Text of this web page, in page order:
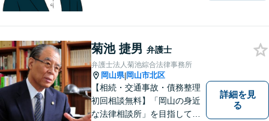
よる不当な取り調べや身体拘
束から、依頼者さまの利益を
守ります【完全個室相談】
菊池 捷男 弁護士
弁護士法人菊池綜合法律事務所
岡山県|岡山市北区
【相続・交通事故・債務整理
初回相談無料】「岡山の身近
な法律相談所」を目指してい
詳細を見
る